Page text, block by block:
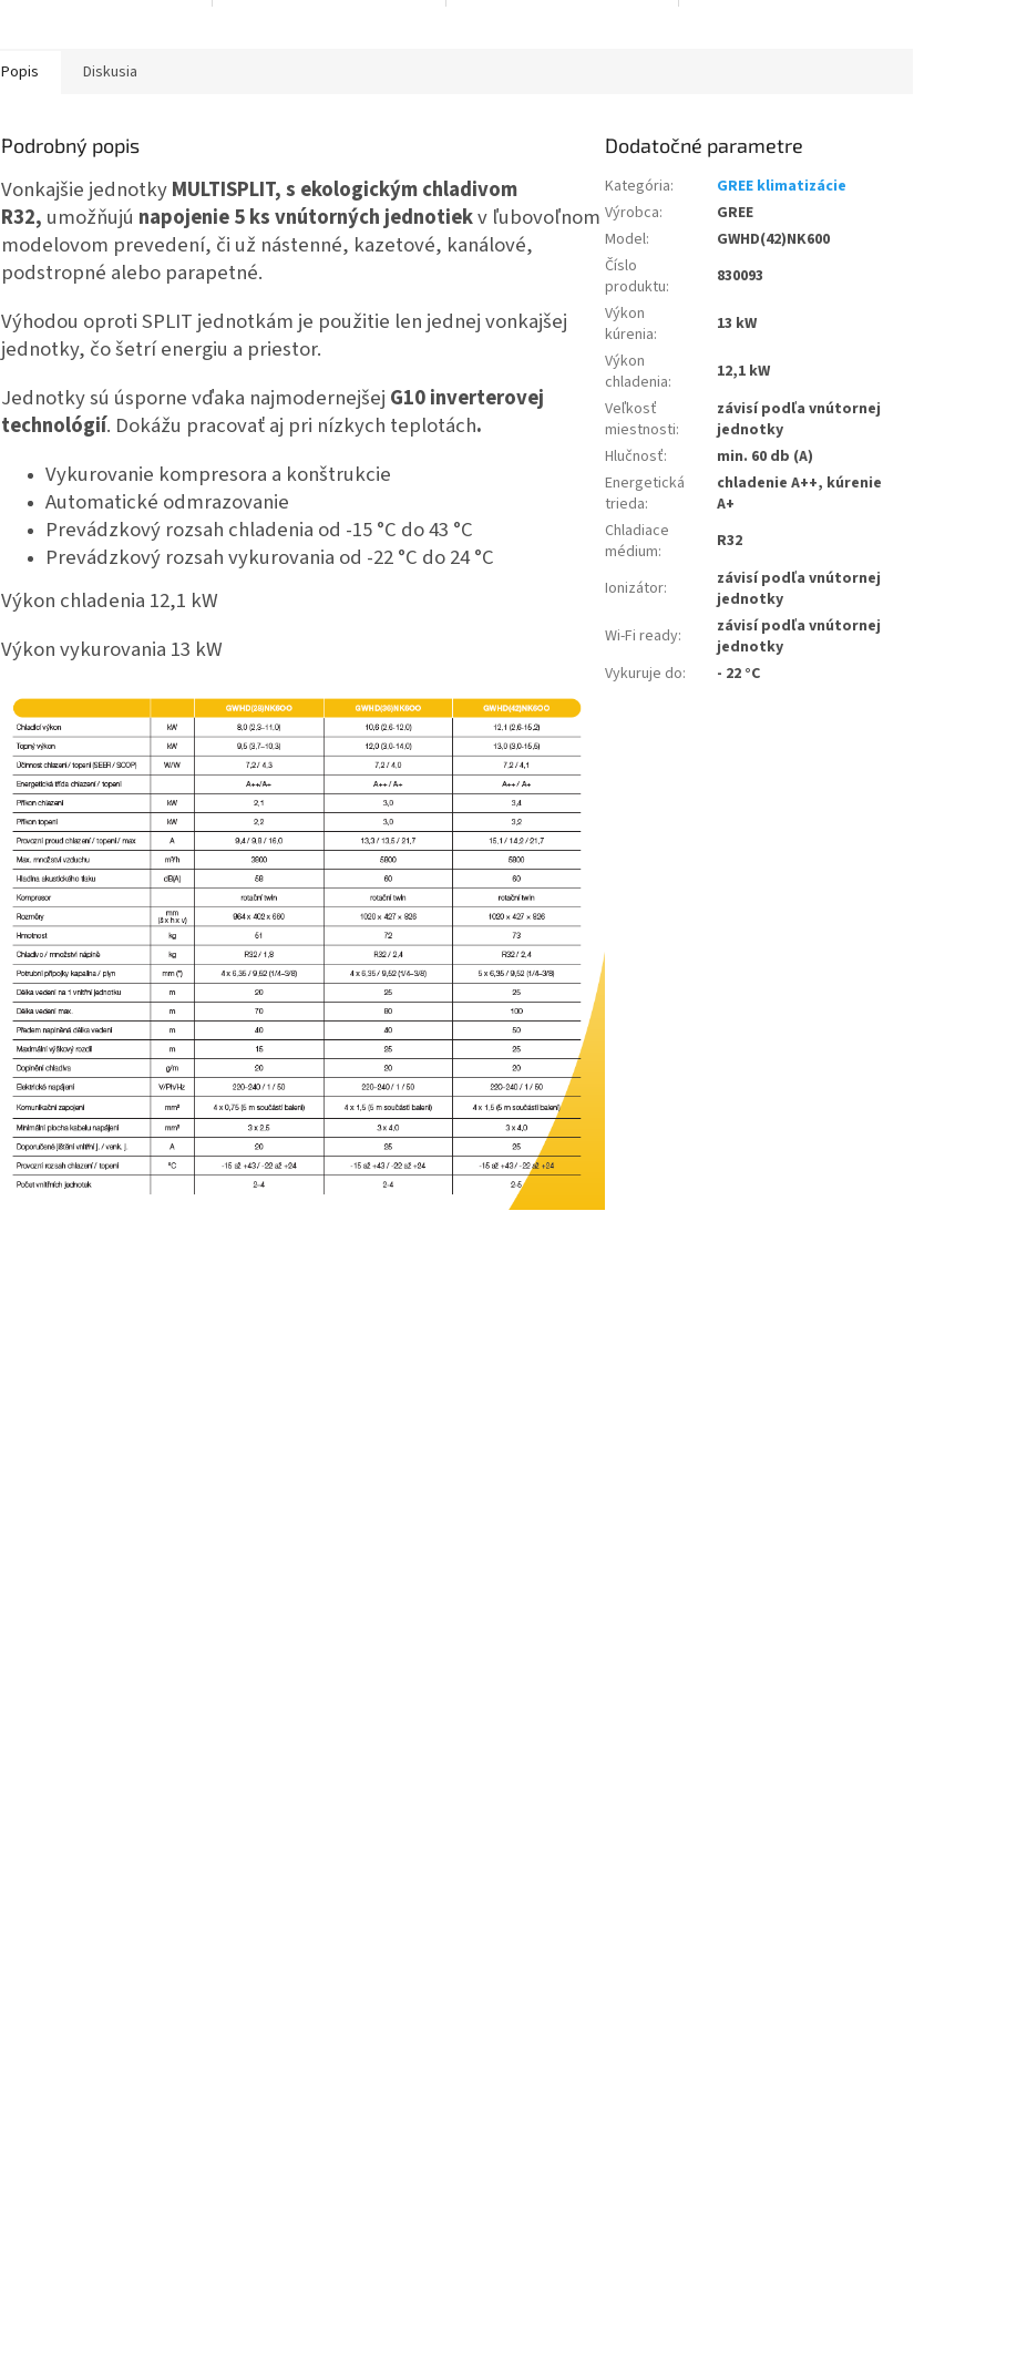
Popis Diskusia
Podrobný popis
Vonkajšie jednotkyMULTISPLIT, s ekologickým chladivom
R32, umožňujú napojenie 5 ks vnútorných jednotiekv ľubovoľnom
modelovom prevedení, či už nástenné, kazetové, kanálové,
podstropné alebo parapetné.
Výhodou oproti SPLIT jednotkám je použitie len jednej vonkajšej
jednotky, čo šetrí energiu a priestor.
Jednotky sú úsporne vďaka najmodernejšej G10 inverterovej
technológií. Dokážu pracovať aj pri nízkych teplotách.
Vykurovanie kompresora a konštrukcie
Automatické odmrazovanie
Prevádzkový rozsah chladenia od -15 °C do 43 °C
Prevádzkový rozsah vykurovania od -22 °C do 24 °C
Výkon chladenia 12,1 kW
Výkon vykurovania 13 kW
Dodatočné parametre
Kategória:
GREE klimatizácie
Výrobca:
GREE
Model:
GWHD(42)NK600
Číslo
produktu:
830093
Výkon
kúrenia:
13 kW
Výkon
chladenia:
12,1 kW
Veľkosť
miestnosti:
závisí podľa vnútornej
jednotky
Hlučnosť:
min. 60 db (A)
Energetická
trieda:
chladenie A++, kúrenie
A+
Chladiace
médium: R32
Ionizátor:
závisí podľa vnútornej
jednotky
Wi-Fi ready:
závisí podľa vnútornej
jednotky
Vykuruje do: - 22 °C